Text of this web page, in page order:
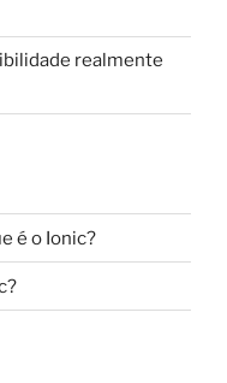
realmente
é o Ionic?